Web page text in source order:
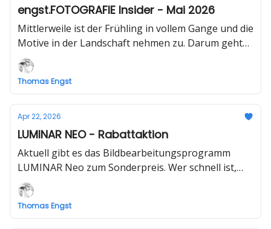
engst.FOTOGRAFIE Insider - Mai 2026
Mittlerweile ist der Frühling in vollem Gange und die
Motive in der Landschaft nehmen zu. Darum geht
es auch in dieser Ausgabe.
Thomas Engst
Apr 22, 2026
LUMINAR NEO - Rabattaktion
Aktuell gibt es das Bildbearbeitungsprogramm
LUMINAR Neo zum Sonderpreis. Wer schnell ist,
kann bis zu 70 % sparen.
Thomas Engst